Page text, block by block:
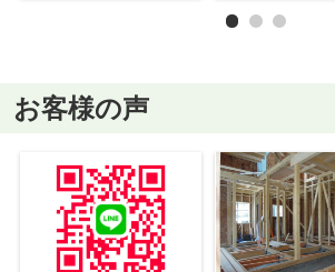
お客様の声